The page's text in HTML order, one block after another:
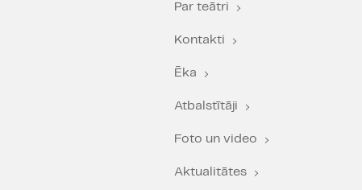
Par teātri
Kontakti
Ēka
Atbalstītāji
Foto un video
Aktualitātes